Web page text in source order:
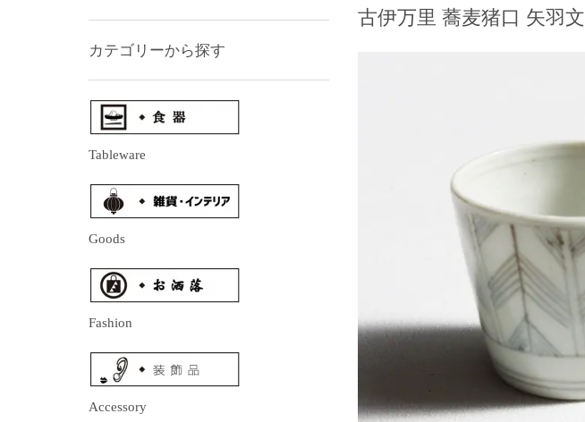
古伊万里 蕎麦猪口 矢羽文
カテゴリーから探す
Tableware
Goods
Fashion
Accessory